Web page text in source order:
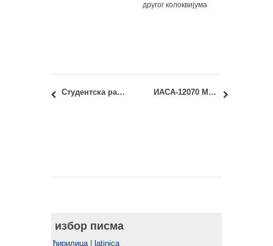
другог колоквијума
Студентска радионица у сарадњи са Музејом науке и технике: IN:CONTINUUM ИАСА-12070 Механика и отпорност материјала: Почетак наставе
избор писма
ћирилица| latinica